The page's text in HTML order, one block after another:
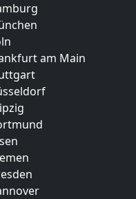
am Main